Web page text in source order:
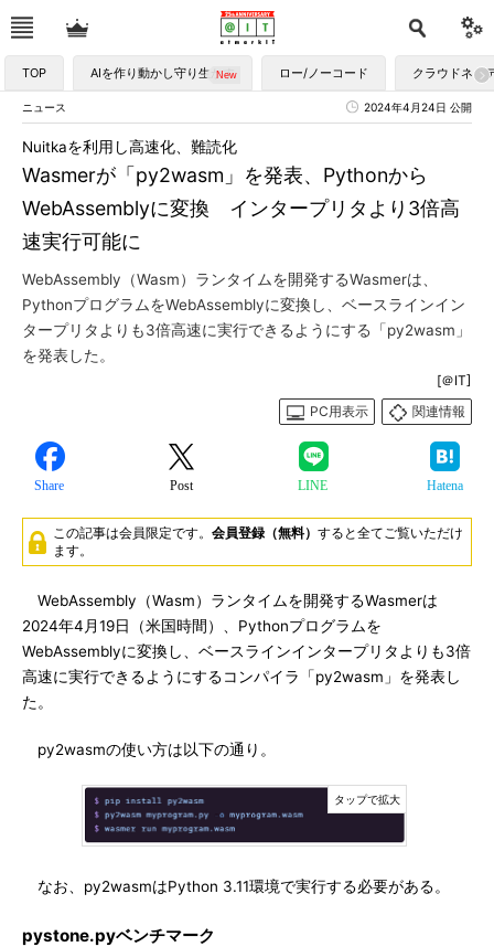
TOP AIを作り動かし守り生かす ロー/ノーコード クラウドネイ
ニュース 2024年4月24日 公開
Wasmerが「py2wasm」を発表、Pythonから
WebAssemblyに変換 インタープリタより3倍高
速実行可能に
Nuitkaを利用し高速化、難読化
WebAssembly（Wasm）ランタイムを開発するWasmerは、
PythonプログラムをWebAssemblyに変換し、ベースラインイン
タープリタよりも3倍高速に実行できるようにする「py2wasm」
を発表した。
[＠IT]
PC用表示
関連情報
Share Post LINE Hatena
この記事は会員限定です。 会員登録（無料） すると全てご覧いただけ
ます。
WebAssembly（Wasm）ランタイムを開発するWasmerは
2024年4月19日（米国時間）、Pythonプログラムを
WebAssemblyに変換し、ベースラインインタープリタよりも3倍
高速に実行できるようにするコンパイラ「py2wasm」を発表し
た。
py2wasmの使い方は以下の通り。
なお、py2wasmはPython 3.11環境で実行する必要がある。
pystone.pyベンチマーク